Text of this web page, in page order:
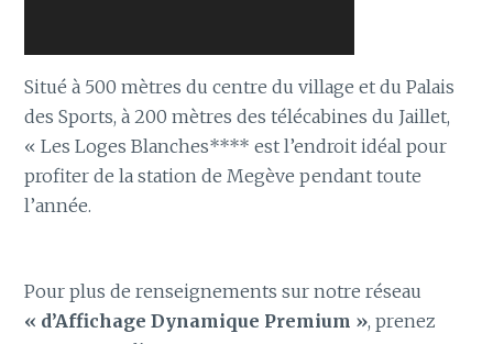
Situé à 500 mètres du centre du village et du Palais
des Sports, à 200 mètres des télécabines du Jaillet,
« Les Loges Blanches**** est l’endroit idéal pour
profiter de la station de Megève pendant toute
l’année.
Pour plus de renseignements sur notre réseau
« d’Affichage Dynamique Premium », prenez